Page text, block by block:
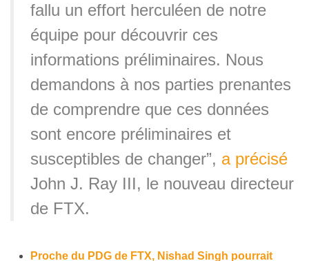
fallu un effort herculéen de notre
équipe pour découvrir ces
informations préliminaires. Nous
demandons à nos parties prenantes
de comprendre que ces données
sont encore préliminaires et
susceptibles de changer”, a précisé
John J. Ray III, le nouveau directeur
de FTX.
Proche du PDG de FTX, Nishad Singh pourrait